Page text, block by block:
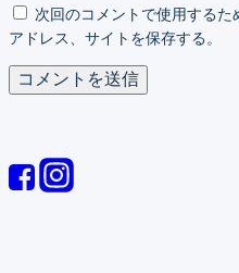
次回のコメントで使用する
アドレス、サイトを保存する。